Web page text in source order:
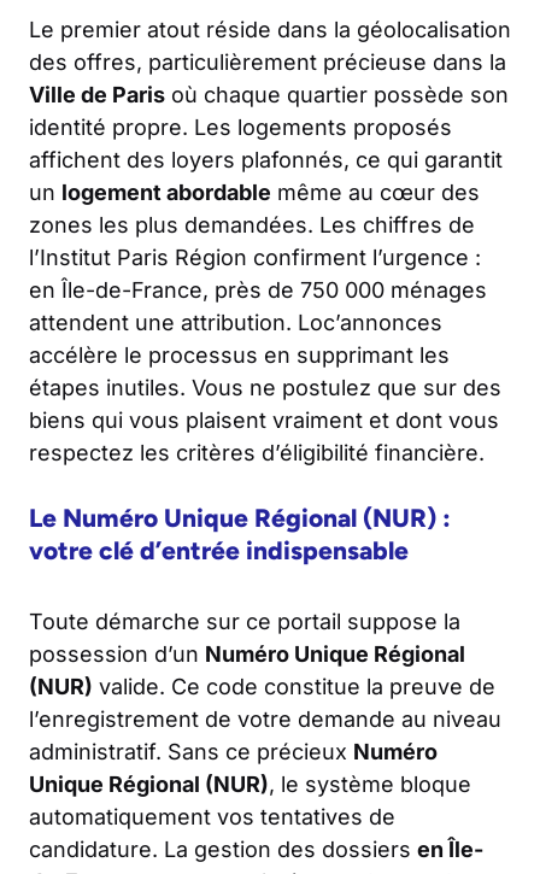
Le premier atout réside dans la géolocalisation
des offres, particulièrement précieuse dans la
Ville de Paris où chaque quartier possède son
identité propre. Les logements proposés
affichent des loyers plafonnés, ce qui garantit
un logement abordable même au cœur des
zones les plus demandées. Les chiffres de
l’Institut Paris Région confirment l’urgence :
en Île-de-France, près de 750 000 ménages
attendent une attribution. Loc’annonces
accélère le processus en supprimant les
étapes inutiles. Vous ne postulez que sur des
biens qui vous plaisent vraiment et dont vous
respectez les critères d’éligibilité financière.
Le Numéro Unique Régional (NUR) :
votre clé d’entrée indispensable
Toute démarche sur ce portail suppose la
possession d’un Numéro Unique Régional
(NUR) valide. Ce code constitue la preuve de
l’enregistrement de votre demande au niveau
administratif. Sans ce précieux Numéro
Unique Régional (NUR), le système bloque
automatiquement vos tentatives de
candidature. La gestion des dossiers en Île-